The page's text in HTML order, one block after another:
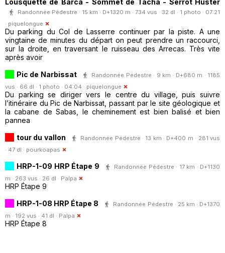
Lousquette de Barca - Sommet de Tacha - Serrot Huster
Randonnée Pédestre · 15 km · D+1320 m · 734 vus · 32 dl · 1 photo · 07:21
· piquelongue
Du parking du Col de Lasserre continuer par la piste. A une
vingtaine de minutes du départ on peut prendre un raccourci,
sur la droite, en traversant le ruisseau des Arrecas. Très vite
après avoir
Pic de Narbissat
Randonnée Pédestre · 9 km · D+680 m · 1185
vus · 66 dl · 1 photo · 04:04 · piquelongue
Du parking se diriger vers le centre du village, puis suivre
l’itinéraire du Pic de Narbissat, passant par le site géologique et
la cabane de Sabas, le cheminement est bien balisé et bien
pannea
tour du vallon
Randonnée Pédestre · 13 km · D+400 m · 281 vus
· 47 dl · pourkoapas
HRP-1-09 HRP Étape 9
Randonnée Pédestre · 17 km · D+1130
m · 263 vus · 26 dl · Palpa
HRP Étape 9
HRP-1-08 HRP Étape 8
Randonnée Pédestre · 25 km · D+1370
m · 192 vus · 41 dl · Palpa
HRP Étape 8